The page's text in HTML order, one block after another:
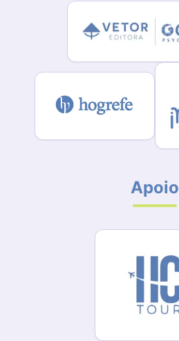
Apoio